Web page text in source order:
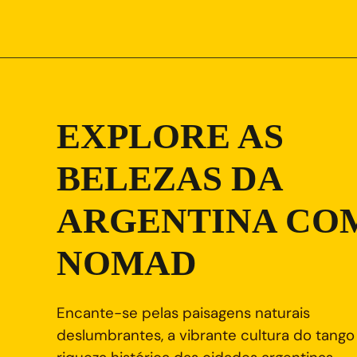
EXPLORE AS
BELEZAS DA
ARGENTINA
NOMAD
Encante-se pelas paisagens naturais
deslumbrantes, a vibrante cultura do tango